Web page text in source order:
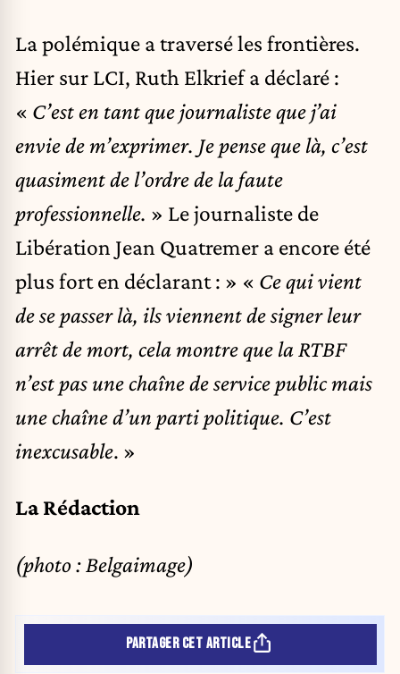
La polémique a traversé les frontières.
Hier sur LCI, Ruth Elkrief a déclaré :
« C’est en tant que journaliste que j’ai
envie de m’exprimer. Je pense que là, c’est
quasiment de l’ordre de la faute
professionnelle. » Le journaliste de
Libération Jean Quatremer a encore été
plus fort en déclarant : » « Ce qui vient
de se passer là, ils viennent de signer leur
arrêt de mort, cela montre que la RTBF
n’est pas une chaîne de service public mais
une chaîne d’un parti politique. C’est
inexcusable. »
La Rédaction
(photo : Belgaimage)
PARTAGER CET ARTICLE